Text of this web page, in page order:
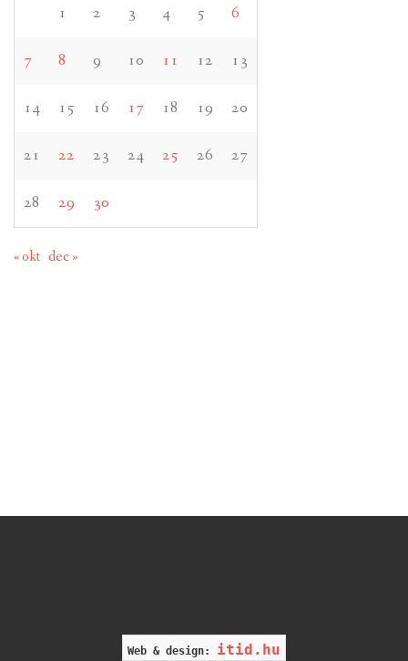
1 2 3 4 5 6
7 8 9 10 11 12 13
14 15 16 17 18 19 20
21 22 23 24 25 26 27
28 29 30
« okt dec »
Web & design: itid.hu